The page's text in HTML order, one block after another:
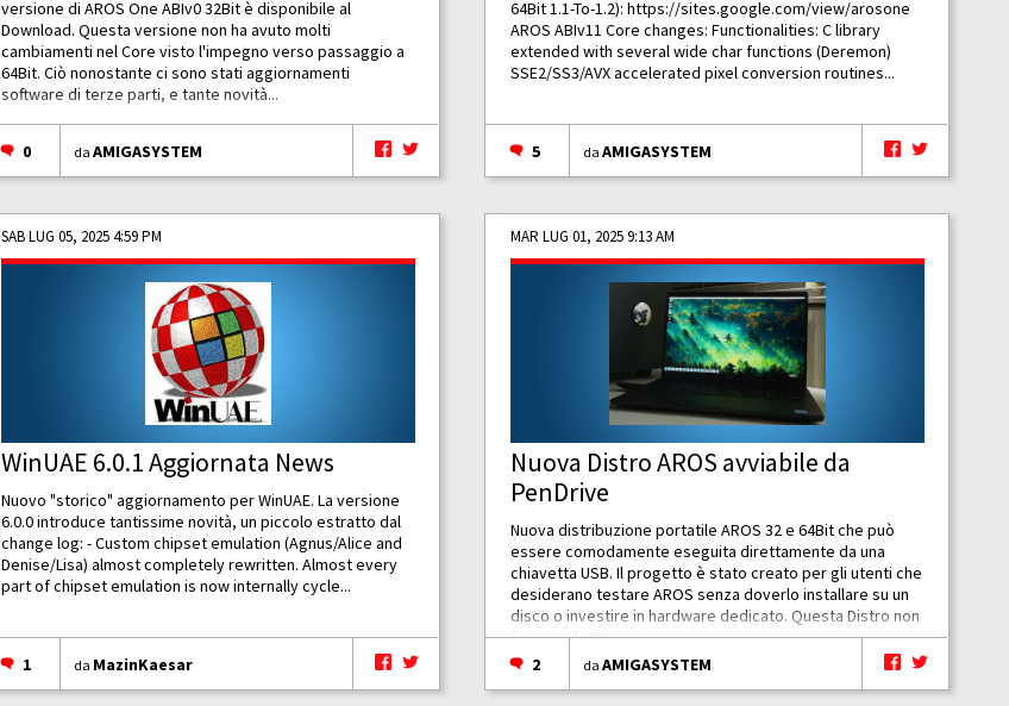
versione di AROS One ABIv0 32Bit è disponibile al
Download. Questa versione non ha avuto molti
cambiamenti nel Core visto l'impegno verso passaggio a
64Bit. Ciò nonostante ci sono stati aggiornamenti
software di terze parti, e tante novità...
0 daAMIGASYSTEM
64Bit 1.1-To-1.2): https://sites.google.com/view/arosone
AROS ABIv11 Core changes: Functionalities: C library
extended with several wide char functions (Deremon)
SSE2/SS3/AVX accelerated pixel conversion routines...
5 daAMIGASYSTEM
SAB LUG 05, 2025 4:59 PM
WinUAE 6.0.1 Aggiornata News
Nuovo "storico" aggiornamento per WinUAE. La versione
6.0.0 introduce tantissime novità, un piccolo estratto dal
change log: - Custom chipset emulation (Agnus/Alice and
Denise/Lisa) almost completely rewritten. Almost every
part of chipset emulation is now internally cycle...
1 da MazinKaesar
MAR LUG 01, 2025 9:13 AM
Nuova Distro AROS avviabile da
PenDrive
Nuova distribuzione portatile AROS 32 e 64Bit che può
essere comodamente eseguita direttamente da una
chiavetta USB. Il progetto è stato creato per gli utenti che
desiderano testare AROS senza doverlo installare su un
disco o investire in hardware dedicato. Questa Distro non
è un prodotto...
2
daAMIGASYSTEM